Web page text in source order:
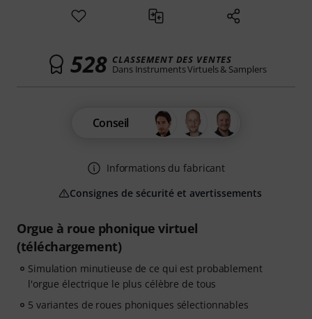
Orgue à roue phonique virtuel
(téléchargement)
Simulation minutieuse de ce qui est probablement
l'orgue électrique le plus célèbre de tous
5 variantes de roues phoniques sélectionnables
528 CLASSEMENT DES VENTES
Dans Instruments Virtuels & Samplers
Conseil
Informations du fabricant
Consignes de sécurité et avertissements